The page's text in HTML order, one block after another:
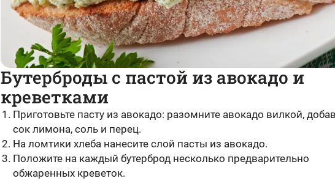
Бутерброды с пастой из авокадо и
креветками
Приготовьте пасту из авокадо: разомните авокадо вилкой,
сок лимона, соль и перец.
На ломтики хлеба нанесите слой пасты из авокадо.
Положите на каждый бутерброд несколько предварительно
обжаренных креветок.